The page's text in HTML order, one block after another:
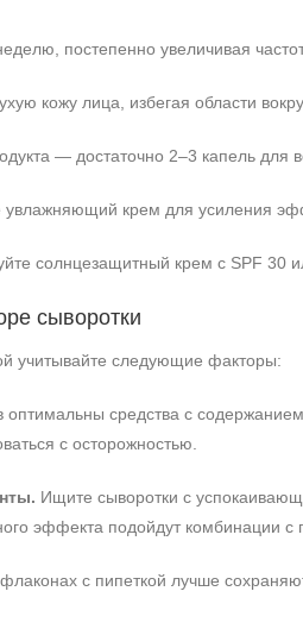
постепенно увеличивая
кожу лица, избегая области
— достаточно 2–3 капель для
увлажняющий крем для усиления
солнцезащитный крем с SPF 30
сыворотки
учитывайте следующие факторы:
оптимальны средства с
с осторожностью.
Ищите сыворотки с
эффекта подойдут комбинации с
с пипеткой лучше